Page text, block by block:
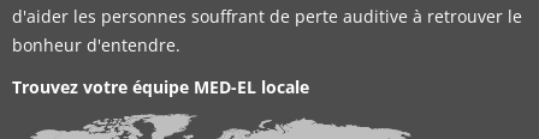
d'aider les personnes souffrant de perte auditive à retrouver le
bonheur d'entendre.
Trouvez votre équipe MED-EL locale